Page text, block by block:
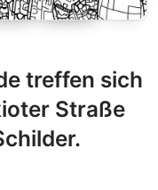
treffen sich
Straße